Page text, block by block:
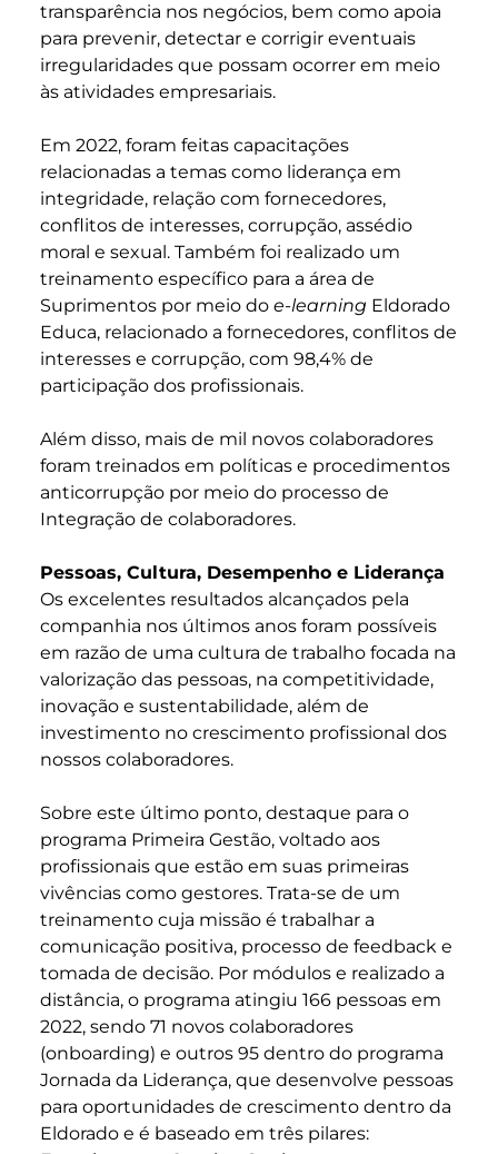
transparência nos negócios, bem como apoia
para prevenir, detectar e corrigir eventuais
irregularidades que possam ocorrer em meio
às atividades empresariais.
Em 2022, foram feitas capacitações
relacionadas a temas como liderança em
integridade, relação com fornecedores,
conflitos de interesses, corrupção, assédio
moral e sexual. Também foi realizado um
treinamento específico para a área de
Suprimentos por meio do e-learning Eldorado
Educa, relacionado a fornecedores, conflitos de
interesses e corrupção, com 98,4% de
participação dos profissionais.
Além disso, mais de mil novos colaboradores
foram treinados em políticas e procedimentos
anticorrupção por meio do processo de
Integração de colaboradores.
Pessoas, Cultura, Desempenho e Liderança
Os excelentes resultados alcançados pela
companhia nos últimos anos foram possíveis
em razão de uma cultura de trabalho focada na
valorização das pessoas, na competitividade,
inovação e sustentabilidade, além de
investimento no crescimento profissional dos
nossos colaboradores.
Sobre este último ponto, destaque para o
programa Primeira Gestão, voltado aos
profissionais que estão em suas primeiras
vivências como gestores. Trata-se de um
treinamento cuja missão é trabalhar a
comunicação positiva, processo de feedback e
tomada de decisão. Por módulos e realizado a
distância, o programa atingiu 166 pessoas em
2022, sendo 71 novos colaboradores
(onboarding) e outros 95 dentro do programa
Jornada da Liderança, que desenvolve pessoas
para oportunidades de crescimento dentro da
Eldorado e é baseado em três pilares: